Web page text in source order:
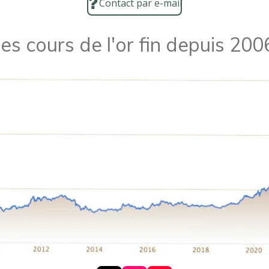
Contact par e-mail
cours de l'or fin depuis